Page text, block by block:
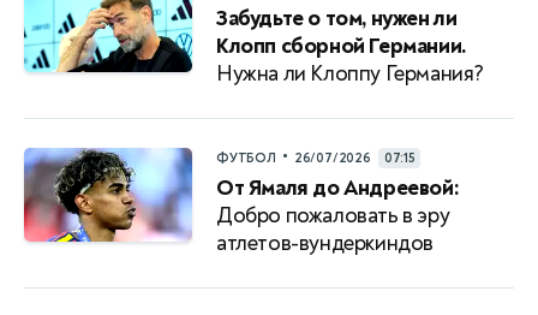
Забудьте о том, нужен ли
Клопп сборной Германии.
Нужна ли Клоппу Германия?
ФУТБОЛ • 26/07/2026 07:15
От Ямаля до Андреевой:
Добро пожаловать в эру
атлетов-вундеркиндов